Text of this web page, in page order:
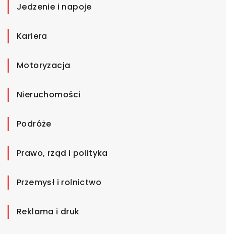
Jedzenie i napoje
Kariera
Motoryzacja
Nieruchomości
Podróże
Prawo, rząd i polityka
Przemysł i rolnictwo
Reklama i druk